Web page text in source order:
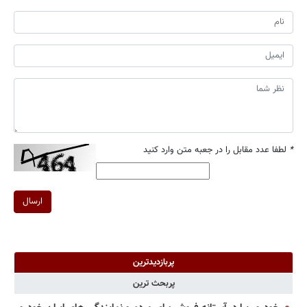
* لطفا عدد مقابل را در جعبه متن وارد کنید
ارسال
پربازدیدترین
پربحث ترین